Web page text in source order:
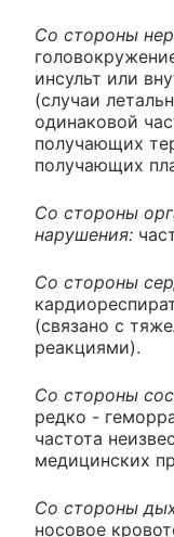
Со стороны
инсульт или
(случаи
одинаковой
получающих
получающих
Со стороны
нарушения:
Со стороны
(связано с
реакциями).
Со стороны
редко -
частота
медицинских
Со стороны
носовое